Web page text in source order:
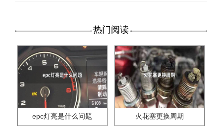
热门阅读
epc灯亮是什么问题 火花塞更换周期